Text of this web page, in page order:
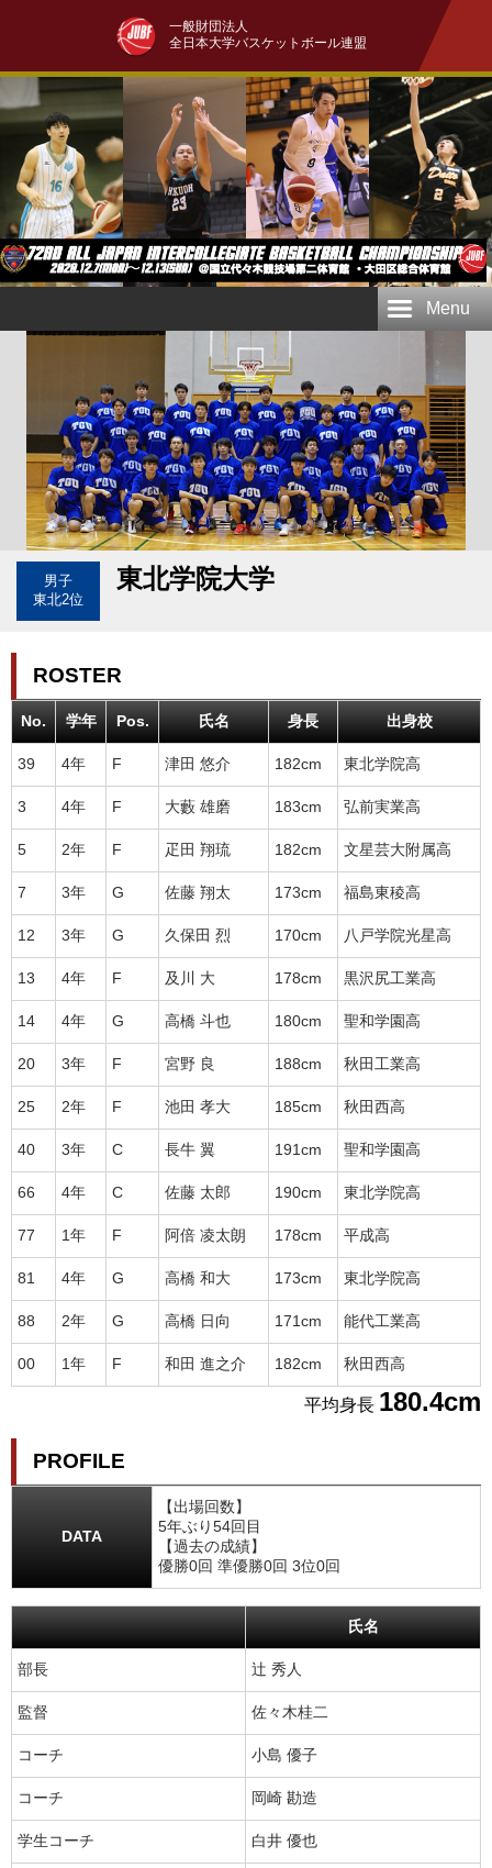
一般財団法人
全日本大学バスケットボール連盟
Menu
男子
東北2位
東北学院大学
ROSTER
No. 学年 Pos. 氏名 身長 出身校
39 4年 F 津田 悠介 182cm 東北学院高
3 4年 F 大藪 雄磨 183cm 弘前実業高
5 2年 F 疋田 翔琉 182cm 文星芸大附属高
7 3年 G 佐藤 翔太 173cm 福島東稜高
12 3年 G 久保田 烈 170cm 八戸学院光星高
13 4年 F 及川 大 178cm 黒沢尻工業高
14 4年 G 高橋 斗也 180cm 聖和学園高
20 3年 F 宮野 良 188cm 秋田工業高
25 2年 F 池田 孝大 185cm 秋田西高
40 3年 C 長牛 翼 191cm 聖和学園高
66 4年 C 佐藤 太郎 190cm 東北学院高
77 1年 F 阿倍 凌太朗 178cm 平成高
81 4年 G 高橋 和大 173cm 東北学院高
88 2年 G 高橋 日向 171cm 能代工業高
00 1年 F 和田 進之介 182cm 秋田西高
平均身長 180.4cm
PROFILE
DATA
【出場回数】
5年ぶり54回目
【過去の成績】
優勝0回 準優勝0回 3位0回
氏名
部長 辻 秀人
監督 佐々木桂二
コーチ 小島 優子
コーチ 岡崎 勘造
学生コーチ 白井 優也